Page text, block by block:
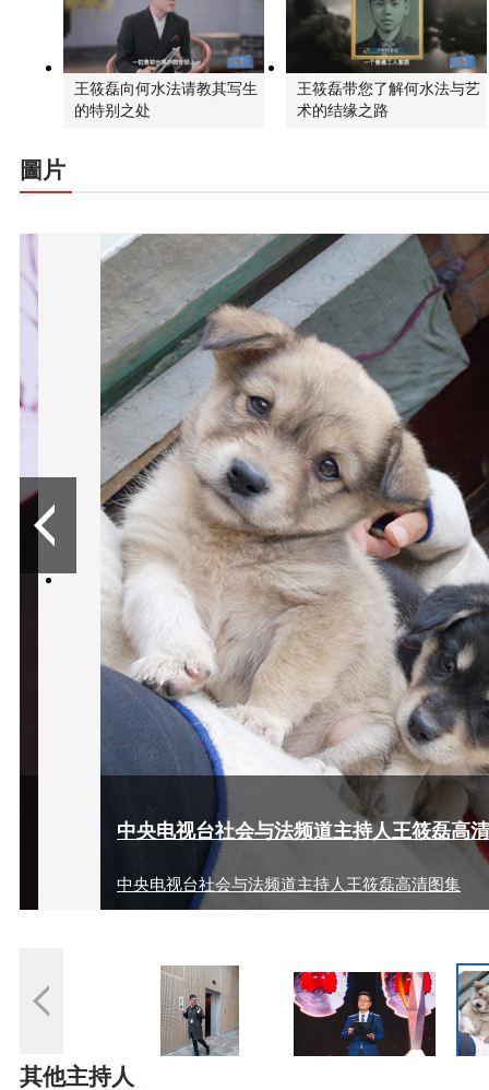
王筱磊向何水法请教其写生
的特别之处
王筱磊带您了解何水法与艺
术的结缘之路
圖片
中央电视台社会与法频道主持人王筱磊高
中央电视台社会与法频道主持人王筱磊高清图集
其他主持人